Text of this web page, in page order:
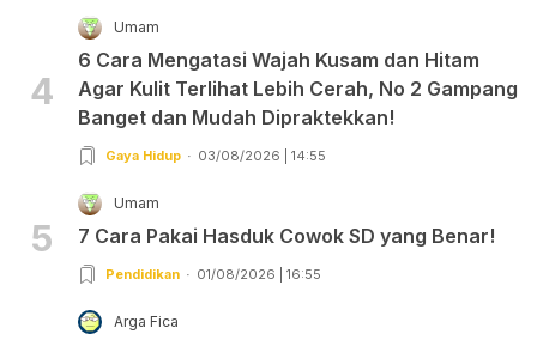
4
Umam
6 Cara Mengatasi Wajah Kusam dan Hitam
Agar Kulit Terlihat Lebih Cerah, No 2 Gampang
Banget dan Mudah Dipraktekkan!
Gaya Hidup 03/08/2026 | 14:55
5
Umam
7 Cara Pakai Hasduk Cowok SD yang Benar!
Pendidikan 01/08/2026 | 16:55
Arga Fica